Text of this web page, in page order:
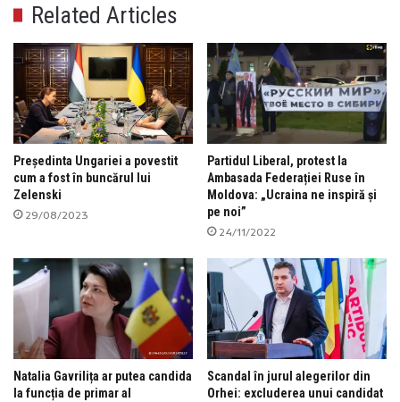
Related Articles
Președinta Ungariei a povestit
cum a fost în buncărul lui
Zelenski
29/08/2023
Partidul Liberal, protest la
Ambasada Federației Ruse în
Moldova: „Ucraina ne inspiră și
pe noi”
24/11/2022
Natalia Gavrilița ar putea candida
la funcția de primar al
Scandal în jurul alegerilor din
Orhei: excluderea unui candidat